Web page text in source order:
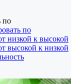
по
по
низкой к высокой
высокой к низкой